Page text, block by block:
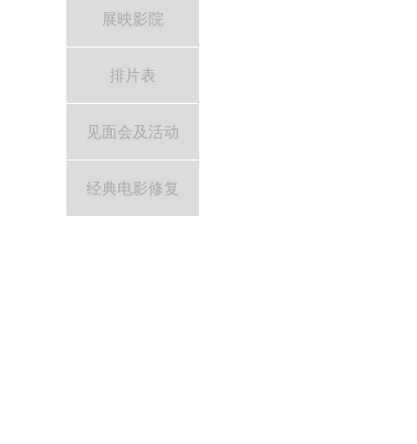
展映影院
排片表
见面会及活动
经典电影修复